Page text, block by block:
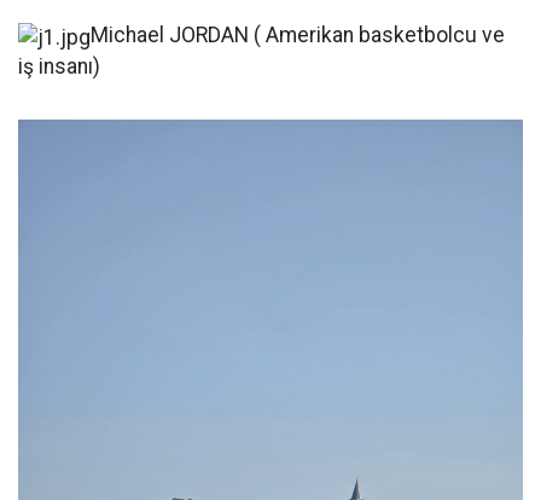
Michael JORDAN ( Amerikan basketbolcu ve
iş insanı)